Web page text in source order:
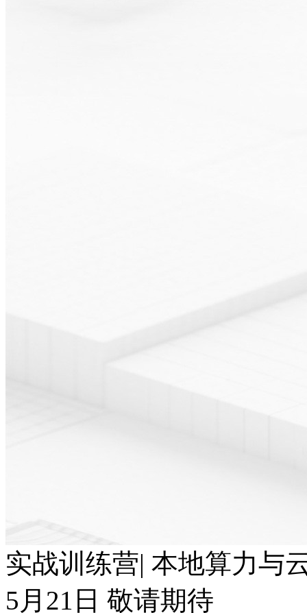
实战训练营| 本地算力与云
5月21日 敬请期待